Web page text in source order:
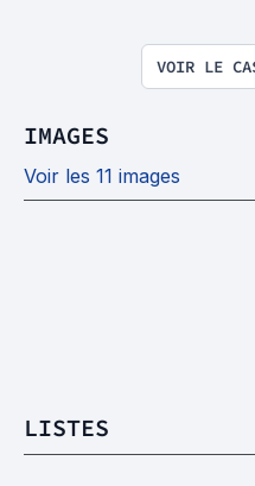
VOIR LE
IMAGES
Voir les 11 images
LISTES